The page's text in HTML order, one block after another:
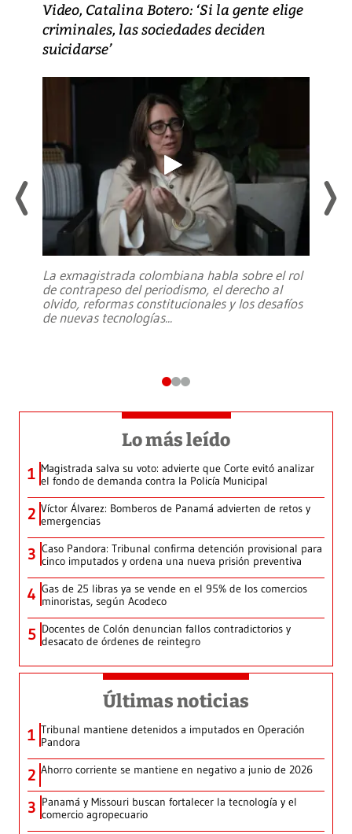
Video, Catalina Botero: ‘Si la gente elige
criminales, las sociedades deciden
suicidarse’
La exmagistrada colombiana habla sobre el rol
de contrapeso del periodismo, el derecho al
olvido, reformas constitucionales y los desafíos
de nuevas tecnologías...
Lo más leído
1 Magistrada salva su voto: advierte que Corte evitó analizar
el fondo de demanda contra la Policía Municipal
2 Víctor Álvarez: Bomberos de Panamá advierten de retos y
emergencias
3 Caso Pandora: Tribunal confirma detención provisional para
cinco imputados y ordena una nueva prisión preventiva
4 Gas de 25 libras ya se vende en el 95% de los comercios
minoristas, según Acodeco
5 Docentes de Colón denuncian fallos contradictorios y
desacato de órdenes de reintegro
Últimas noticias
1 Tribunal mantiene detenidos a imputados en Operación
Pandora
2 Ahorro corriente se mantiene en negativo a junio de 2026
3 Panamá y Missouri buscan fortalecer la tecnología y el
comercio agropecuario